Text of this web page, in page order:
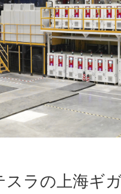
スラの上海ギ